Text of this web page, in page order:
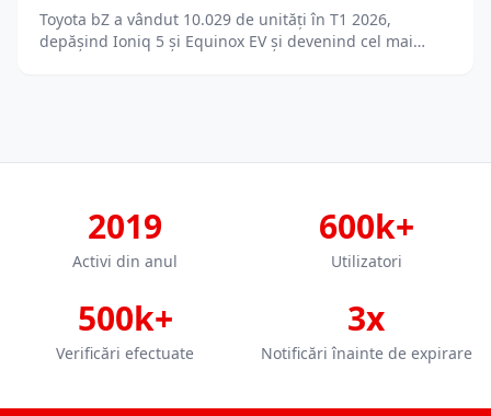
Toyota bZ a vândut 10.029 de unități în T1 2026,
depășind Ioniq 5 și Equinox EV și devenind cel mai…
2019
Activi din anul
600k+
Utilizatori
500k+
Verificări efectuate
3x
Notificări înainte de expirare